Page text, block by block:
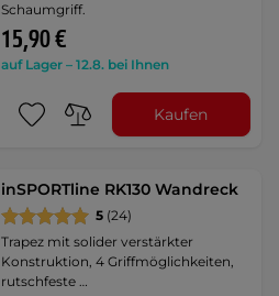
Schaumgriff.
15,90 €
auf Lager – 12.8. bei Ihnen
Kaufen
inSPORTline RK130 Wandreck
5 (24)
Trapez mit solider verstärkter
Konstruktion, 4 Griffmöglichkeiten,
rutschfeste …